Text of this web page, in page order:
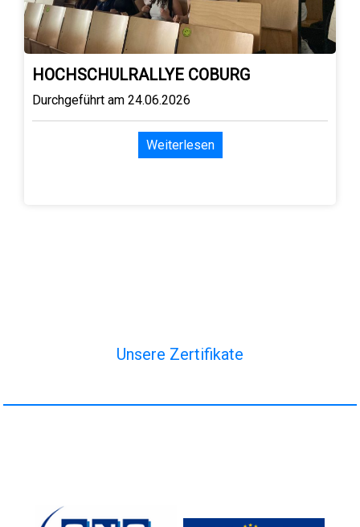
HOCHSCHULRALLYE COBURG
Durchgeführt am 24.06.2026
Weiterlesen
Unsere Zertifikate